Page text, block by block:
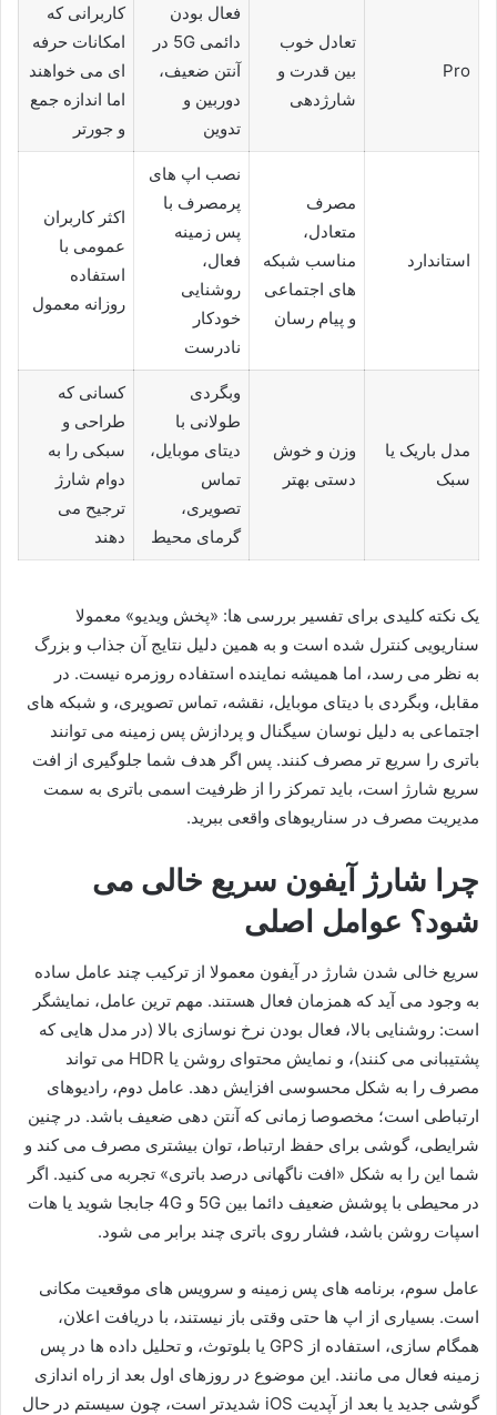
Pro
تعادل خوب
بین قدرت و
شارژدهی
فعال بودن
دائمی 5G در
آنتن ضعیف،
دوربین و
تدوین
کاربرانی که
امکانات حرفه
ای می خواهند
اما اندازه جمع
و جورتر
استاندارد
مصرف
متعادل،
مناسب شبکه
های اجتماعی
و پیام رسان
نصب اپ های
پرمصرف با
پس زمینه
فعال،
روشنایی
خودکار
نادرست
اکثر کاربران
عمومی با
استفاده
روزانه معمول
مدل باریک یا
سبک
وزن و خوش
دستی بهتر
وبگردی
طولانی با
دیتای موبایل،
تماس
تصویری،
گرمای محیط
کسانی که
طراحی و
سبکی را به
دوام شارژ
ترجیح می
دهند
یک نکته کلیدی برای تفسیر بررسی ها: «پخش ویدیو» معمولا
سناریویی کنترل شده است و به همین دلیل نتایج آن جذاب و بزرگ
به نظر می رسد، اما همیشه نماینده استفاده روزمره نیست. در
مقابل، وبگردی با دیتای موبایل، نقشه، تماس تصویری، و شبکه های
اجتماعی به دلیل نوسان سیگنال و پردازش پس زمینه می توانند
باتری را سریع تر مصرف کنند. پس اگر هدف شما جلوگیری از افت
سریع شارژ است، باید تمرکز را از ظرفیت اسمی باتری به سمت
مدیریت مصرف در سناریوهای واقعی ببرید.
چرا شارژ آیفون سریع خالی می
شود؟ عوامل اصلی
سریع خالی شدن شارژ در آیفون معمولا از ترکیب چند عامل ساده
به وجود می آید که همزمان فعال هستند. مهم ترین عامل، نمایشگر
است: روشنایی بالا، فعال بودن نرخ نوسازی بالا (در مدل هایی که
پشتیبانی می کنند)، و نمایش محتوای روشن یا HDR می تواند
مصرف را به شکل محسوسی افزایش دهد. عامل دوم، رادیوهای
ارتباطی است؛ مخصوصا زمانی که آنتن دهی ضعیف باشد. در چنین
شرایطی، گوشی برای حفظ ارتباط، توان بیشتری مصرف می کند و
شما این را به شکل «افت ناگهانی درصد باتری» تجربه می کنید. اگر
در محیطی با پوشش ضعیف دائما بین 5G و 4G جابجا شوید یا هات
اسپات روشن باشد، فشار روی باتری چند برابر می شود.
عامل سوم، برنامه های پس زمینه و سرویس های موقعیت مکانی
است. بسیاری از اپ ها حتی وقتی باز نیستند، با دریافت اعلان،
همگام سازی، استفاده از GPS یا بلوتوث، و تحلیل داده ها در پس
زمینه فعال می مانند. این موضوع در روزهای اول بعد از راه اندازی
گوشی جدید یا بعد از آپدیت iOS شدیدتر است، چون سیستم در حال